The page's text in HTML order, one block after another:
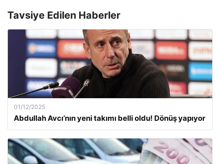
Tavsiye Edilen Haberler
01/12/2025
Abdullah Avcı’nın yeni takımı belli oldu! Dönüş yapıyor